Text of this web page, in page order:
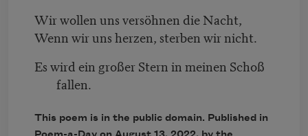
Wir wollen uns versöhnen die Nacht,
Wenn wir uns herzen, sterben wir nicht.
Es wird ein großer Stern in meinen Schoß
fallen.
This poem is in the public domain. Published in